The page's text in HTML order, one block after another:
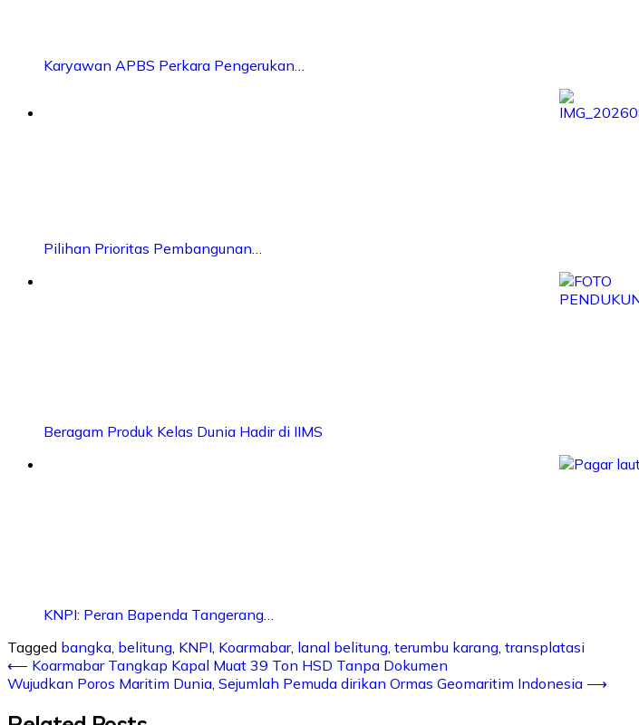
Karyawan APBS Perkara Pengerukan…
Pilihan Prioritas Pembangunan…
Beragam Produk Kelas Dunia Hadir di IIMS
KNPI: Peran Bapenda Tangerang…
Tagged bangka, belitung, KNPI, Koarmabar, lanal belitung, terumbu karang, transplatasi
⟵ Koarmabar Tangkap Kapal Muat 39 Ton HSD Tanpa Dokumen
Wujudkan Poros Maritim Dunia, Sejumlah Pemuda dirikan Ormas Geomaritim Indonesia ⟶